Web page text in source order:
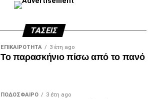
ΤΆΣΕΙΣ
ΕΠΙΚΑΙΡΌΤΗΤΑ 3 έτη ago
Το παρασκήνιο πίσω από το πανό
ΠΟΔΌΣΦΑΙΡΟ 3 έτη ago